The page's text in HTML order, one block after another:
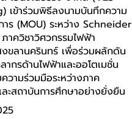
เข้าร่วมพิธีลงนามบันทึกความ
การ (MOU) ระหว่าง Schneider
าควิชาวิศวกรรมไฟฟ้า
ขลานครินทร์ เพื่อร่วมผลักดัน
กรด้านไฟฟ้าและออโตเมชั่น
วามร่วมมือระหว่างภาค
ะสถาบันการศึกษาอย่างยั่งยืน